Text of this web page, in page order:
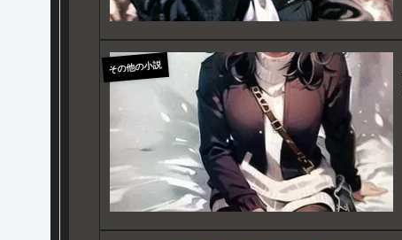
その他の小説